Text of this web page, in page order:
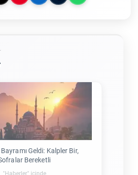
Geldi: Kalpler Bir,
Bereketli
"Haberler" içinde